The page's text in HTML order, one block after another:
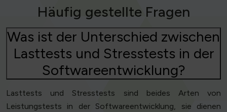
Häufig gestellte Fragen
Was ist der Unterschied zwischen
Lasttests und Stresstests in der
Softwareentwicklung?
Lasttests und Stresstests sind beides Arten von
Leistungstests in der Softwareentwicklung, sie dienen